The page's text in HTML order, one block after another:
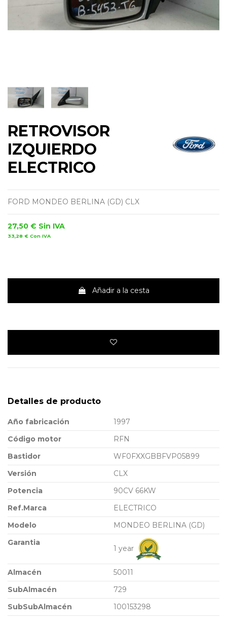
RETROVISOR
IZQUIERDO
ELECTRICO
FORD MONDEO BERLINA (GD) CLX
27,50 € Sin IVA
33,28 € Con IVA
Añadir a la cesta
Detalles de producto
Año fabricación
1997
Código motor
RFN
Bastidor
WF0FXXGBBFVP05899
Versión
CLX
Potencia
90CV 66KW
Ref.Marca
ELECTRICO
Modelo
MONDEO BERLINA (GD)
Garantia
1 year
Almacén
50011
SubAlmacén
729
SubSubAlmacén
100153298